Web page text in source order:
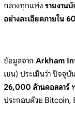
กลางทุกแห่ง รายงาน
อย่างละเอียดภายใน
ข้อมูลจาก Arkham
เชน) ประเมินว่า ปัจจุ
26,000 ล้านดอลลาร์
ประกอบด้วย Bitcoin,